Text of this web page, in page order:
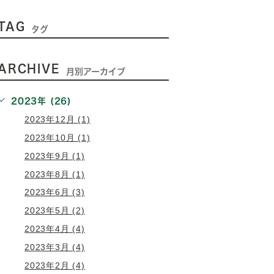
タグ
月別アーカイブ
2023年 (26)
2023年12月 (1)
2023年10月 (1)
2023年9月 (1)
2023年8月 (1)
2023年6月 (3)
2023年5月 (2)
2023年4月 (4)
2023年3月 (4)
2023年2月 (4)